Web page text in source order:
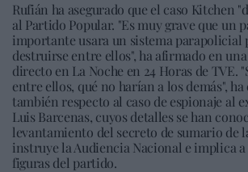
Rufián ha asegurado que el caso Kitchen
al Partido Popular. "Es muy grave que un
importante usara un sistema parapolicial
destruirse entre ellos", ha afirmado en
directo en La Noche en 24 Horas de TVE.
entre ellos, qué no harían a los demás",
también respecto al caso de espionaje al
Luis Barcenas, cuyos detalles se han
levantamiento del secreto de sumario de
instruye la Audiencia Nacional e implica
figuras del partido.